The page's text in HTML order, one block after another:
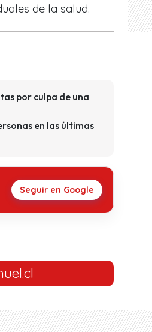
de la salud.
por culpa de una
en las últimas
Seguir en Google